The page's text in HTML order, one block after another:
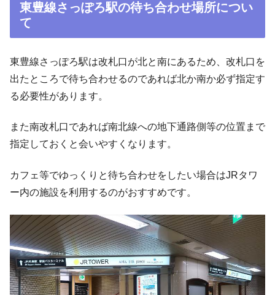
東豊線さっぽろ駅の待ち合わせ場所につい
て
東豊線さっぽろ駅は改札口が北と南にあるため、改札口を
出たところで待ち合わせるのであれば北か南か必ず指定す
る必要性があります。
また南改札口であれば南北線への地下通路側等の位置まで
指定しておくと会いやすくなります。
カフェ等でゆっくりと待ち合わせをしたい場合はJRタワ
ー内の施設を利用するのがおすすめです。